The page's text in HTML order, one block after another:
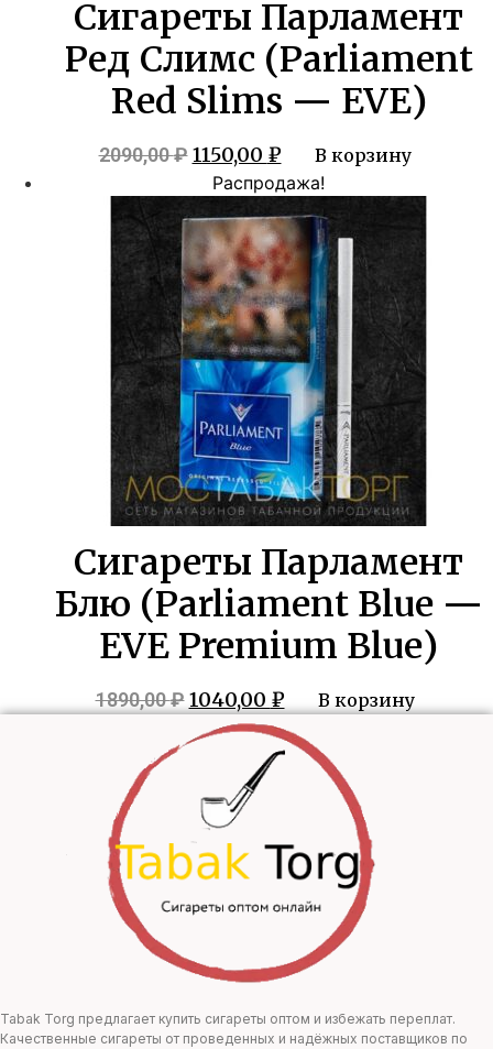
Сигареты Парламент
Ред Слимс (Parliament
Red Slims — EVE)
2090,00₽ Первоначальная
цена
составляла
2090,00 ₽.
1150,00 ₽Текущая
цена:
1150,00 ₽.
В корзину
Распродажа!
Сигареты Парламент
Блю (Parliament Blue —
EVE Premium Blue)
1890,00₽ Первоначальная
цена
составляла
1890,00 ₽.
1040,00 ₽Текущая
цена:
1040,00 ₽.
В корзину
Tabak Torg предлагает купить сигареты оптом и избежать переплат.
Качественные сигареты от проведенных и надёжных поставщиков по